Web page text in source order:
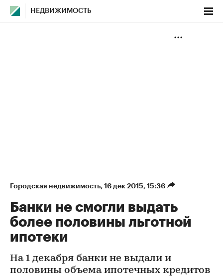
НЕДВИЖИМОСТЬ
Городская недвижимость⁠, 16 дек 2015, 15:36
Банки не смогли выдать
более половины льготной
ипотеки
На 1 декабря банки не выдали и
половины объема ипотечных кредитов